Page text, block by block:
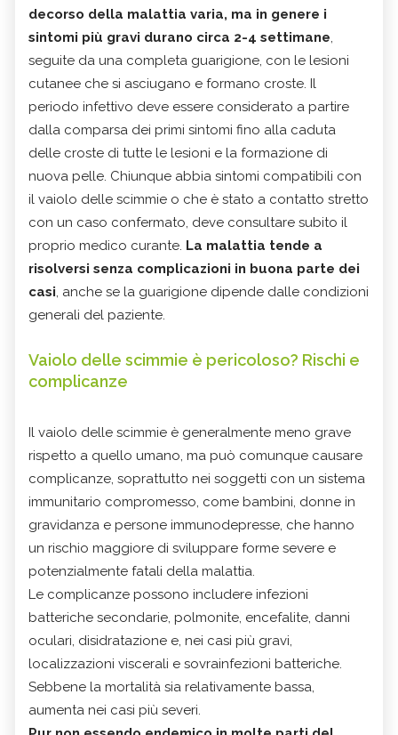
decorso della malattia varia, ma in genere i
sintomi più gravi durano circa 2-4 settimane,
seguite da una completa guarigione, con le lesioni
cutanee che si asciugano e formano croste. Il
periodo infettivo deve essere considerato a partire
dalla comparsa dei primi sintomi fino alla caduta
delle croste di tutte le lesioni e la formazione di
nuova pelle. Chiunque abbia sintomi compatibili con
il vaiolo delle scimmie o che è stato a contatto stretto
con un caso confermato, deve consultare subito il
proprio medico curante. La malattia tende a
risolversi senza complicazioni in buona parte dei
casi, anche se la guarigione dipende dalle condizioni
generali del paziente.
Vaiolo delle scimmie è pericoloso? Rischi e
complicanze
Il vaiolo delle scimmie è generalmente meno grave
rispetto a quello umano, ma può comunque causare
complicanze, soprattutto nei soggetti con un sistema
immunitario compromesso, come bambini, donne in
gravidanza e persone immunodepresse, che hanno
un rischio maggiore di sviluppare forme severe e
potenzialmente fatali della malattia.
Le complicanze possono includere infezioni
batteriche secondarie, polmonite, encefalite, danni
oculari, disidratazione e, nei casi più gravi,
localizzazioni viscerali e sovrainfezioni batteriche.
Sebbene la mortalità sia relativamente bassa,
aumenta nei casi più severi.